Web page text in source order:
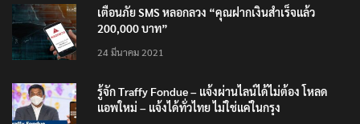
เตือนภัย SMS หลอกลวง “คุณฝากเงินสำเร็จแล้ว
200,000 บาท”
24 มีนาคม 2021
รู้จัก Traffy Fondue – แจ้งผ่านไลน์ได้ไม่ต้อง โหลด
แอพใหม่ – แจ้งได้ทั่วไทย ไม่ใช่แค่ในกรุง